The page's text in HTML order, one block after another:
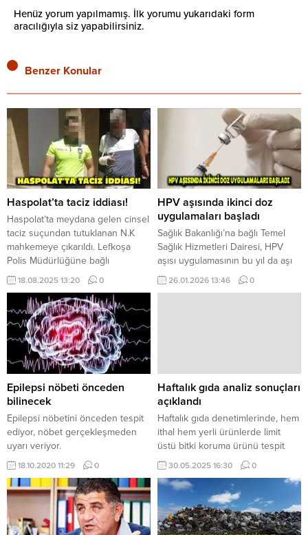
Henüz yorum yapılmamış. İlk yorumu yukarıdaki form
aracılığıyla siz yapabilirsiniz.
Benzer Konular
Haspolat’ta taciz iddiası!
Haspolat’ta meydana gelen cinsel
taciz suçundan tutuklanan N.K
mahkemeye çıkarıldı. Lefkoşa
Polis Müdürlüğüne bağlı
Demirhan Polis Karakolunda
görevli polis memuru Zafer İnce
mahkemeye olguları aktardı. Polis,
zanlının Cinsel Saldırı Cinsel Taciz
suçlarına methaldar olduğunu
söyledi. Polis, 15 Ağustos 2025
Tarihinde saat 23:00
raddelerinde Haspolat’ta abisinin
ikametgahı içerisinde banyo kısmı
içerisinde...
18.08.2025 13:20 0
HPV aşısında ikinci doz
uygulamaları başladı
Sağlık Bakanlığı’na bağlı Temel
Sağlık Hizmetleri Dairesi, HPV
aşısı uygulamasının bu yıl da aşı
takvimi kapsamında sürdüğünü
açıkladı. Geçen yıl başlatılan
çocukların aşı kartlarıyla birlikte
en yakın sağlık...
26.01.2026 13:46 0
Epilepsi nöbeti önceden
bilinecek
Epilepsi nöbetini önceden tespit
ediyor, nöbet gerçekleşmeden
uyarı veriyor.
18.10.2020 11:29 0
Haftalık gıda analiz sonuçları
açıklandı
Haftalık gıda denetimlerinde, hem
ithal hem yerli ürünlerde limit
üstü bitki koruma ürünü tespit
edildi. Ayrıca bir yerli üründe,
tavsiye dışı bitki koruma ürünü
içeren numuneye rastlandı. Tarım
ve Doğal Kaynaklar
Bakanlığı’ndan yapılan açıklamaya
göre, 23-29 Mayıs 2025 tarihleri
30.05.2025 16:30 0